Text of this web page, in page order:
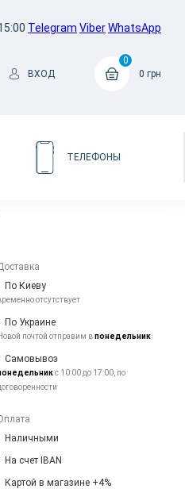
Telegram ViberWhatsApp
ВХОД
0
0 грн
ТЕЛЕФОНЫ
По Киеву
отсутствует
По Украине
почтой отправим впонедельник
Самовывоз
с 10:00 до 17:00, по
Наличными
На счет IBAN
Картой в магазине +4%